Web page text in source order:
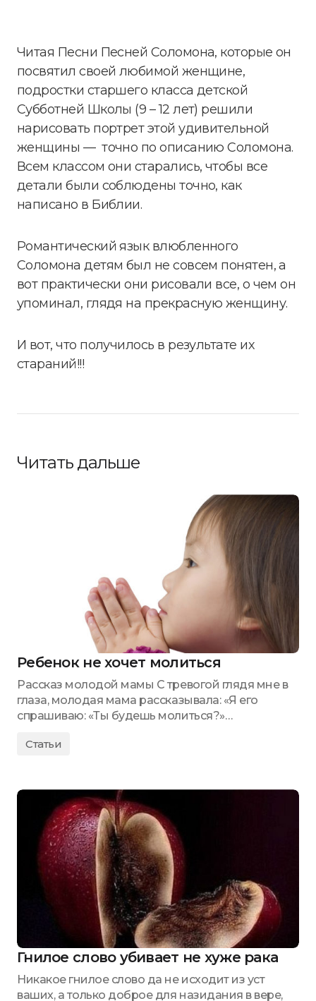
Читая Песни Песней Соломона, которые он
посвятил своей любимой женщине,
подростки старшего класса детской
Субботней Школы (9 – 12 лет) решили
нарисовать портрет этой удивительной
женщины — точно по описанию Соломона.
Всем классом они старались, чтобы все
детали были соблюдены точно, как
написано в Библии.
Романтический язык влюбленного
Соломона детям был не совсем понятен, а
вот практически они рисовали все, о чем он
упоминал, глядя на прекрасную женщину.
И вот, что получилось в результате их
стараний!!!
Читать дальше
Ребенок не хочет молиться
Рассказ молодой мамы С тревогой глядя мне в
глаза, молодая мама рассказывала: «Я его
спрашиваю: «Ты будешь молиться?»…
Статьи
Гнилое слово убивает не хуже рака
Никакое гнилое слово да не исходит из уст
ваших, а только доброе для назидания в вере,